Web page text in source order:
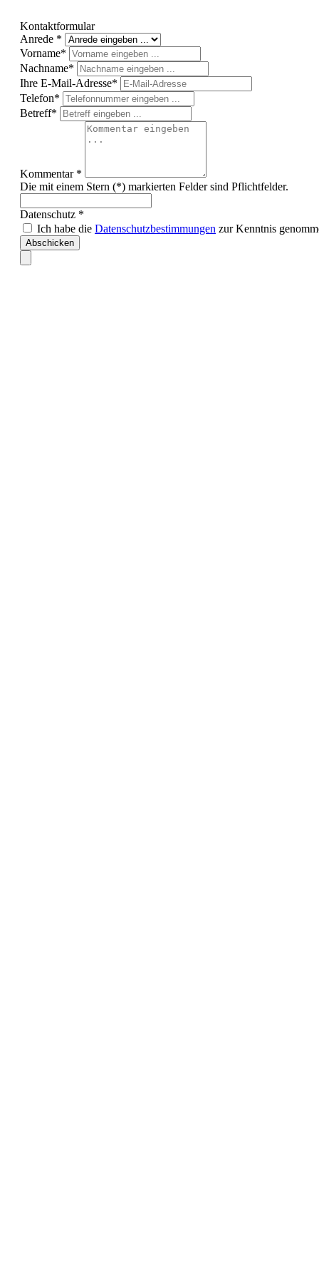
Kontaktformular
Anrede *
Vorname*
Nachname*
Ihre E-Mail-Adresse*
Telefon*
Betreff*
Kommentar *
Die mit einem Stern (*) markierten Felder sind Pflichtfelder.
Datenschutz *
Ich habe die Datenschutzbestimmungen zur Kenntnis
Abschicken